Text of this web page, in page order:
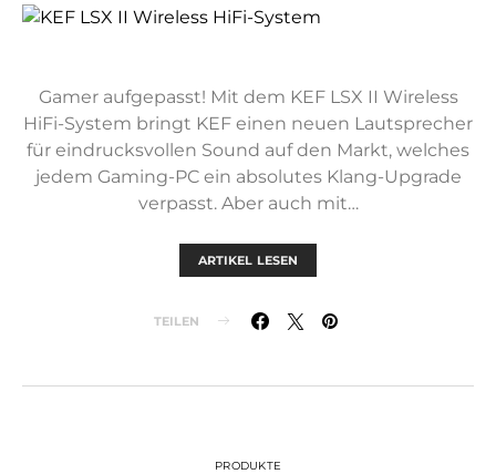
Gamer aufgepasst! Mit dem KEF LSX II Wireless
HiFi-System bringt KEF einen neuen Lautsprecher
für eindrucksvollen Sound auf den Markt, welches
jedem Gaming-PC ein absolutes Klang-Upgrade
verpasst. Aber auch mit…
ARTIKEL LESEN
TEILEN
PRODUKTE